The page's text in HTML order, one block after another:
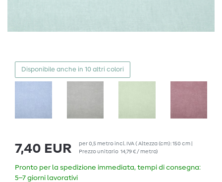
Disponibile anche in 10 altri colori
7,40 EUR per0,5 metroincl. IVA( Altezza (cm): 150 cm |
Prezzo unitario 14,79 € / metro)
Pronto per la spedizione immediata, tempi di consegna:
5–7 giorni lavorativi